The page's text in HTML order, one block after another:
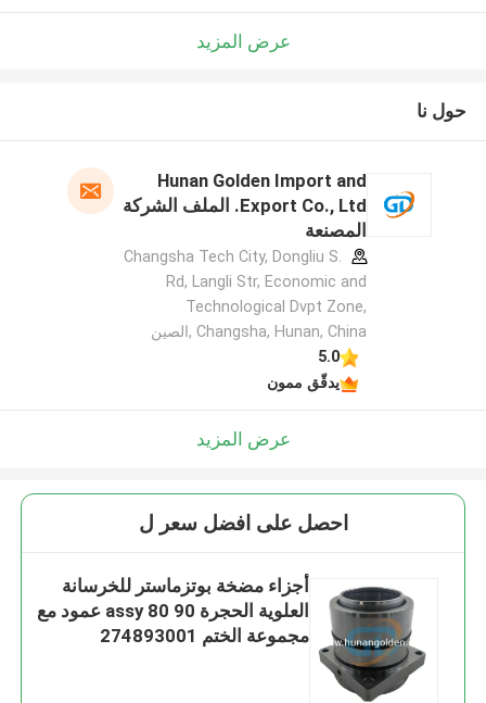
عرض المزيد
حول نا
Hunan Golden Import and
Export Co., Ltd. الملف الشركة
المصنعة
Changsha Tech City, Dongliu S.
Rd, Langli Str, Economic and
Technological Dvpt Zone,
Changsha, Hunan, China ,الصين
5.0
يدقّق ممون
عرض المزيد
احصل على افضل سعر ل
أجزاء مضخة بوتزماستر للخرسانة
العلوية الحجرة assy 80 90 عمود مع
مجموعة الختم 274893001